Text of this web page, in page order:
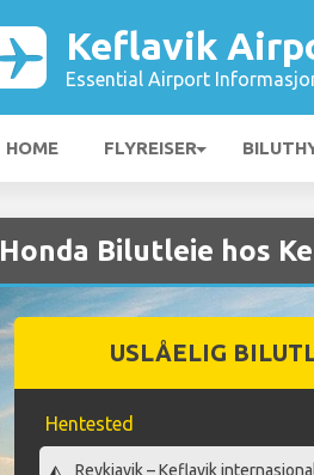
Keflavik
Essential Airport
HOME FLYREISER
Honda Bilutleie hos
USLÅELIG
Hentested